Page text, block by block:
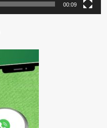
00:09